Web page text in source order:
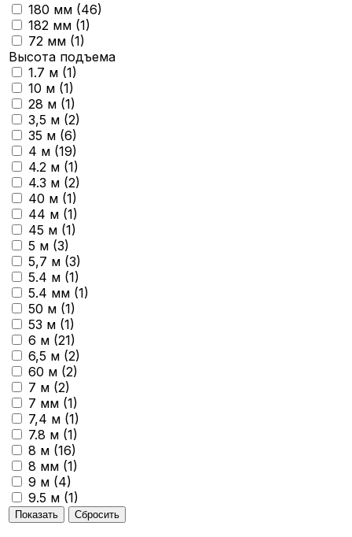
180 мм (46)
182 мм (1)
72 мм (1)
Высота подъема
1.7 м (1)
10 м (1)
28 м (1)
3,5 м (2)
35 м (6)
4 м (19)
4.2 м (1)
4.3 м (2)
40 м (1)
44 м (1)
45 м (1)
5 м (3)
5,7 м (3)
5.4 м (1)
5.4 мм (1)
50 м (1)
53 м (1)
6 м (21)
6,5 м (2)
60 м (2)
7 м (2)
7 мм (1)
7,4 м (1)
7.8 м (1)
8 м (16)
8 мм (1)
9 м (4)
9.5 м (1)